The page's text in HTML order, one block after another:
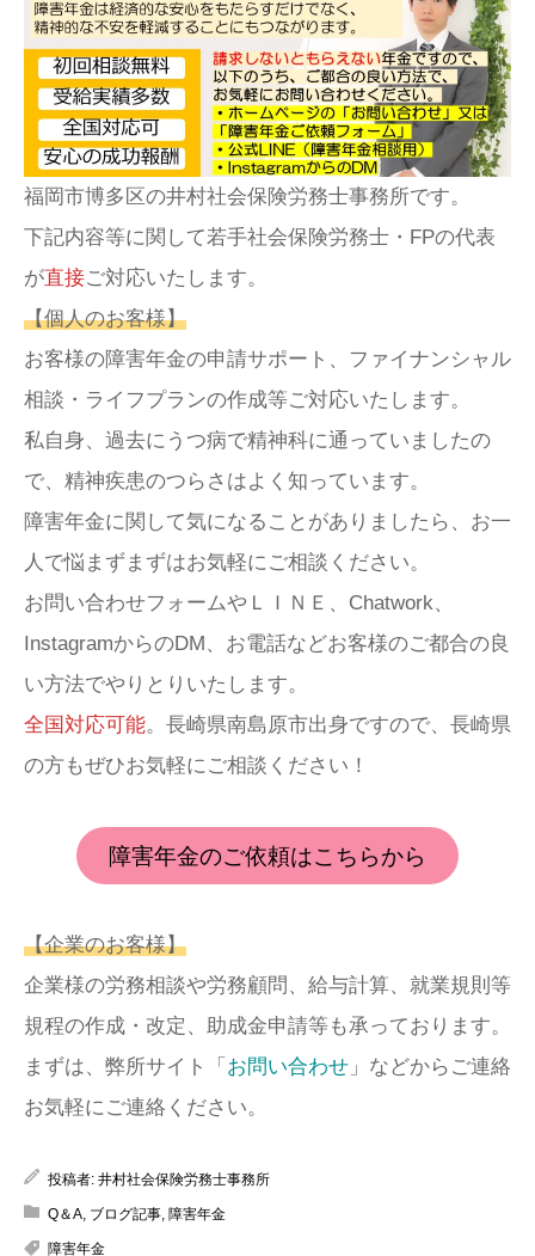
福岡市博多区の井村社会保険労務士事務所です。
下記内容等に関して若手社会保険労務士・FPの代表
が直接ご対応いたします。
【個人のお客様】
お客様の障害年金の申請サポート、ファイナンシャル
相談・ライフプランの作成等ご対応いたします。
私自身、過去にうつ病で精神科に通っていましたの
で、精神疾患のつらさはよく知っています。
障害年金に関して気になることがありましたら、お一
人で悩まずまずはお気軽にご相談ください。
お問い合わせフォームやＬＩＮＥ、Chatwork、
InstagramからのDM、お電話などお客様のご都合の良
い方法でやりとりいたします。
全国対応可能。長崎県南島原市出身ですので、長崎県
の方もぜひお気軽にご相談ください！
障害年金のご依頼はこちらから
【企業のお客様】
企業様の労務相談や労務顧問、給与計算、就業規則等
規程の作成・改定、助成金申請等も承っております。
まずは、弊所サイト「 お問い合わせ 」などからご連絡
お気軽にご連絡ください。
投稿者: 井村社会保険労務士事務所
Q＆A, ブログ記事, 障害年金
障害年金